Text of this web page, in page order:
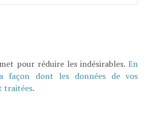
pour réduire les indésirables. En
façon dont les données de vos
traitées.